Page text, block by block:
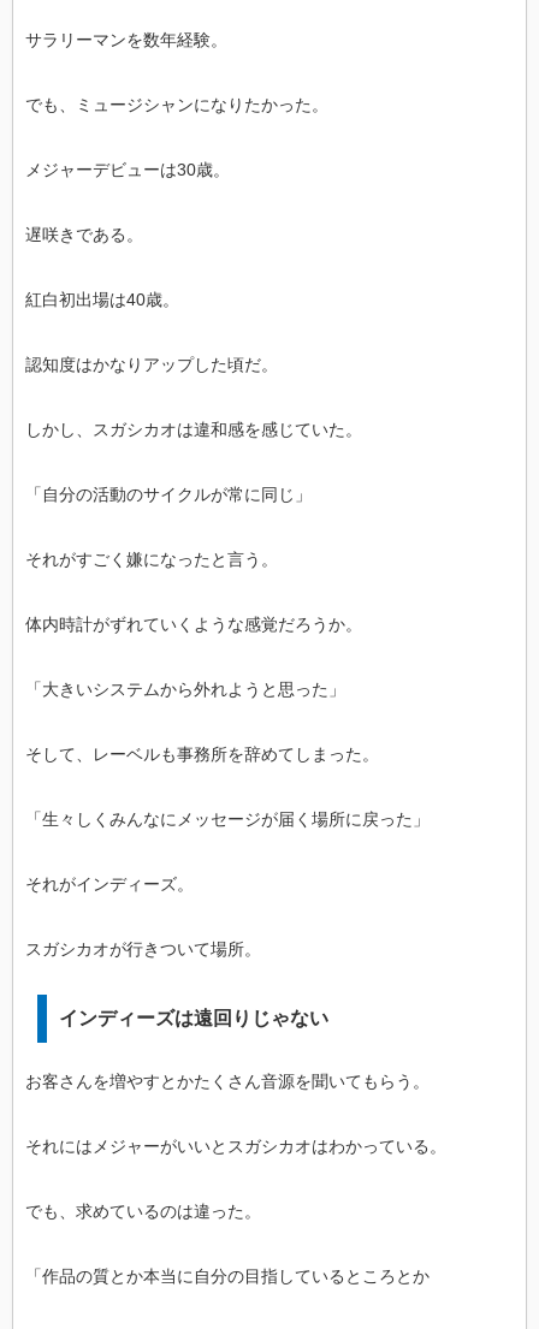
サラリーマンを数年経験。
でも、ミュージシャンになりたかった。
メジャーデビューは30歳。
遅咲きである。
紅白初出場は40歳。
認知度はかなりアップした頃だ。
しかし、スガシカオは違和感を感じていた。
「自分の活動のサイクルが常に同じ」
それがすごく嫌になったと言う。
体内時計がずれていくような感覚だろうか。
「大きいシステムから外れようと思った」
そして、レーベルも事務所を辞めてしまった。
「生々しくみんなにメッセージが届く場所に戻った」
それがインディーズ。
スガシカオが行きついて場所。
インディーズは遠回りじゃない
お客さんを増やすとかたくさん音源を聞いてもらう。
それにはメジャーがいいとスガシカオはわかっている。
でも、求めているのは違った。
「作品の質とか本当に自分の目指しているところとか